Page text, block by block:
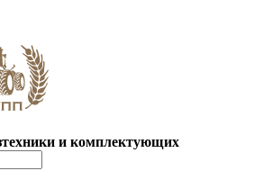
и комплектующих